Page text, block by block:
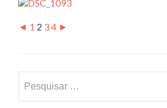
◄ 1 2 34 ►
por: